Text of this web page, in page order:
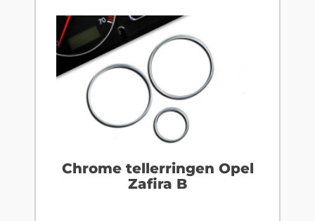
Chrome tellerringen Opel
Zafira B